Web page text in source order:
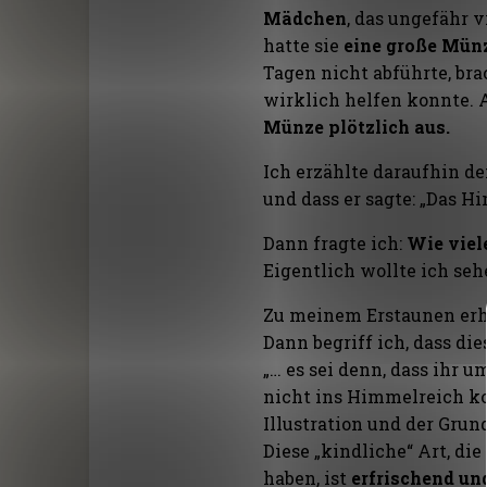
Mädchen, das ungefähr
hatte sie eine große
Tagen nicht abführte,
wirklich helfen konnte.
Münze plötzlich aus.
Ich erzählte daraufhin
und dass er sagte: „Das
Dann fragte ich: Wie
Eigentlich wollte ich
Zu meinem Erstaunen
Dann begriff ich, dass
„… es sei denn, dass ihr
nicht ins Himmelreich
Illustration und der
Diese „kindliche“ Art,
haben, ist erfrischend